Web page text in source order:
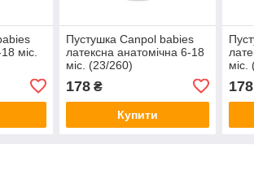
міс.
Пустушка Canpol babies
латексна анатомічна 6-18
міс. (23/260)
178₴
Купити
міс.
178